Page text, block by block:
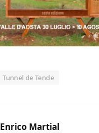
Tunnel de Tende
Enrico Martial